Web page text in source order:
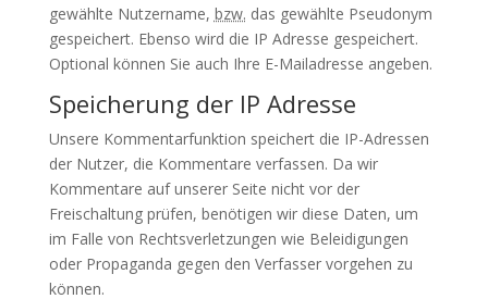
gewählte Nutzername, bzw. das gewählte Pseudonym
gespeichert. Ebenso wird die IP Adresse gespeichert.
Optional können Sie auch Ihre E-Mailadresse angeben.
Speicherung der IP Adresse
Unsere Kommentarfunktion speichert die IP-Adressen
der Nutzer, die Kommentare verfassen. Da wir
Kommentare auf unserer Seite nicht vor der
Freischaltung prüfen, benötigen wir diese Daten, um
im Falle von Rechtsverletzungen wie Beleidigungen
oder Propaganda gegen den Verfasser vorgehen zu
können.